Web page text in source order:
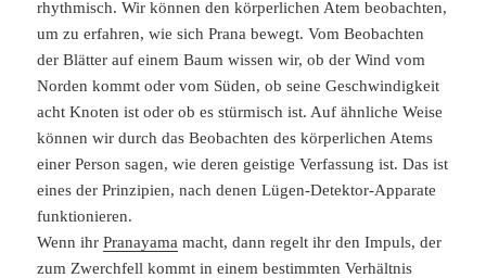
rhythmisch. Wir können den körperlichen Atem beobachten,
um zu erfahren, wie sich Prana bewegt. Vom Beobachten
der Blätter auf einem Baum wissen wir, ob der Wind vom
Norden kommt oder vom Süden, ob seine Geschwindigkeit
acht Knoten ist oder ob es stürmisch ist. Auf ähnliche Weise
können wir durch das Beobachten des körperlichen Atems
einer Person sagen, wie deren geistige Verfassung ist. Das ist
eines der Prinzipien, nach denen Lügen-Detektor-Apparate
funktionieren.
Wenn ihrPranayama macht, dann regelt ihr den Impuls, der
zum Zwerchfell kommt in einem bestimmten Verhältnis